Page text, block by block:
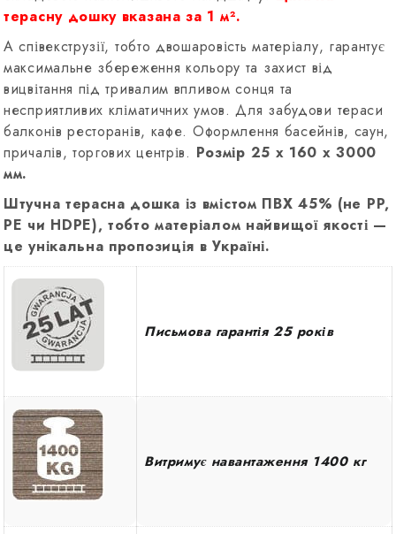
терасну дошку вказана за 1 м².
А співекструзії, тобто двошаровість матеріалу, гарантує
максимальне збереження кольору та захист від
вицвітання під тривалим впливом сонця та
несприятливих кліматичних умов. Для забудови тераси
балконів ресторанів, кафе. Оформлення басейнів, саун,
причалів, торгових центрів. Розмір 25 х 160 х 3000
мм.
Штучна терасна дошка із вмістом ПВХ 45% (не PP,
PE чи HDPE), тобто матеріалом найвищої якості —
це унікальна пропозиція в Україні.
Письмова гарантія 25 років
Витримує навантаження 1400 кг